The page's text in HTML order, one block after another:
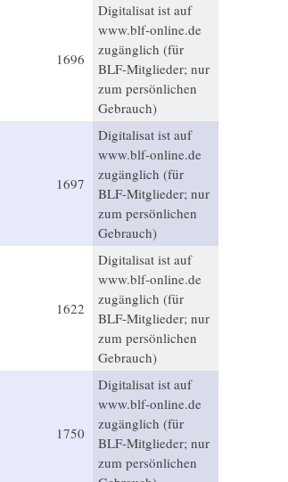
1696
Digitalisat ist auf
www.blf-online.de
zugänglich (für
BLF-Mitglieder; nur
zum persönlichen
Gebrauch)
1697
Digitalisat ist auf
www.blf-online.de
zugänglich (für
BLF-Mitglieder; nur
zum persönlichen
Gebrauch)
1622
Digitalisat ist auf
www.blf-online.de
zugänglich (für
BLF-Mitglieder; nur
zum persönlichen
Gebrauch)
1750
Digitalisat ist auf
www.blf-online.de
zugänglich (für
BLF-Mitglieder; nur
zum persönlichen